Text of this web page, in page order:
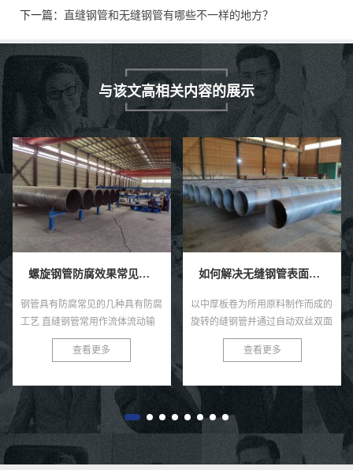
下一篇： 直缝钢管和无缝钢管有哪些不一样的地方？
与该文高相关内容的展示
螺旋钢管防腐效果常见的四种具有防腐工艺技术。
钢管具有防腐常见的几种具有防腐
工艺 直缝钢管常用作流体流动输
送和其他气体高质量人才，管道系
统经常需要更多埋地、水下或者权
查看更多
如何解决无缝钢管表面感觉的褐色锈点？
以中厚板卷为所用原料制作而成的
旋转的缝钢管并通过自动双丝双面
焊条电弧焊压制成型而成的就是螺
旋焊管啦，直缝焊管将热轧扔进点
后...
查看更多